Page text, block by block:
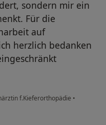
sondern mir ein
Für die
auf
herzlich bedanken
f.Kieferorthopädie •